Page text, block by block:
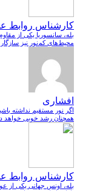
کارشناس روابط
بله، سانسوریا یکی از
محیط‌های کم‌نور نیز
افشاری
اگر نور مستقیم نداشته
همچنان رشد خوبی خواهد
کارشناس روابط
بله، اونس جهانی یکی از